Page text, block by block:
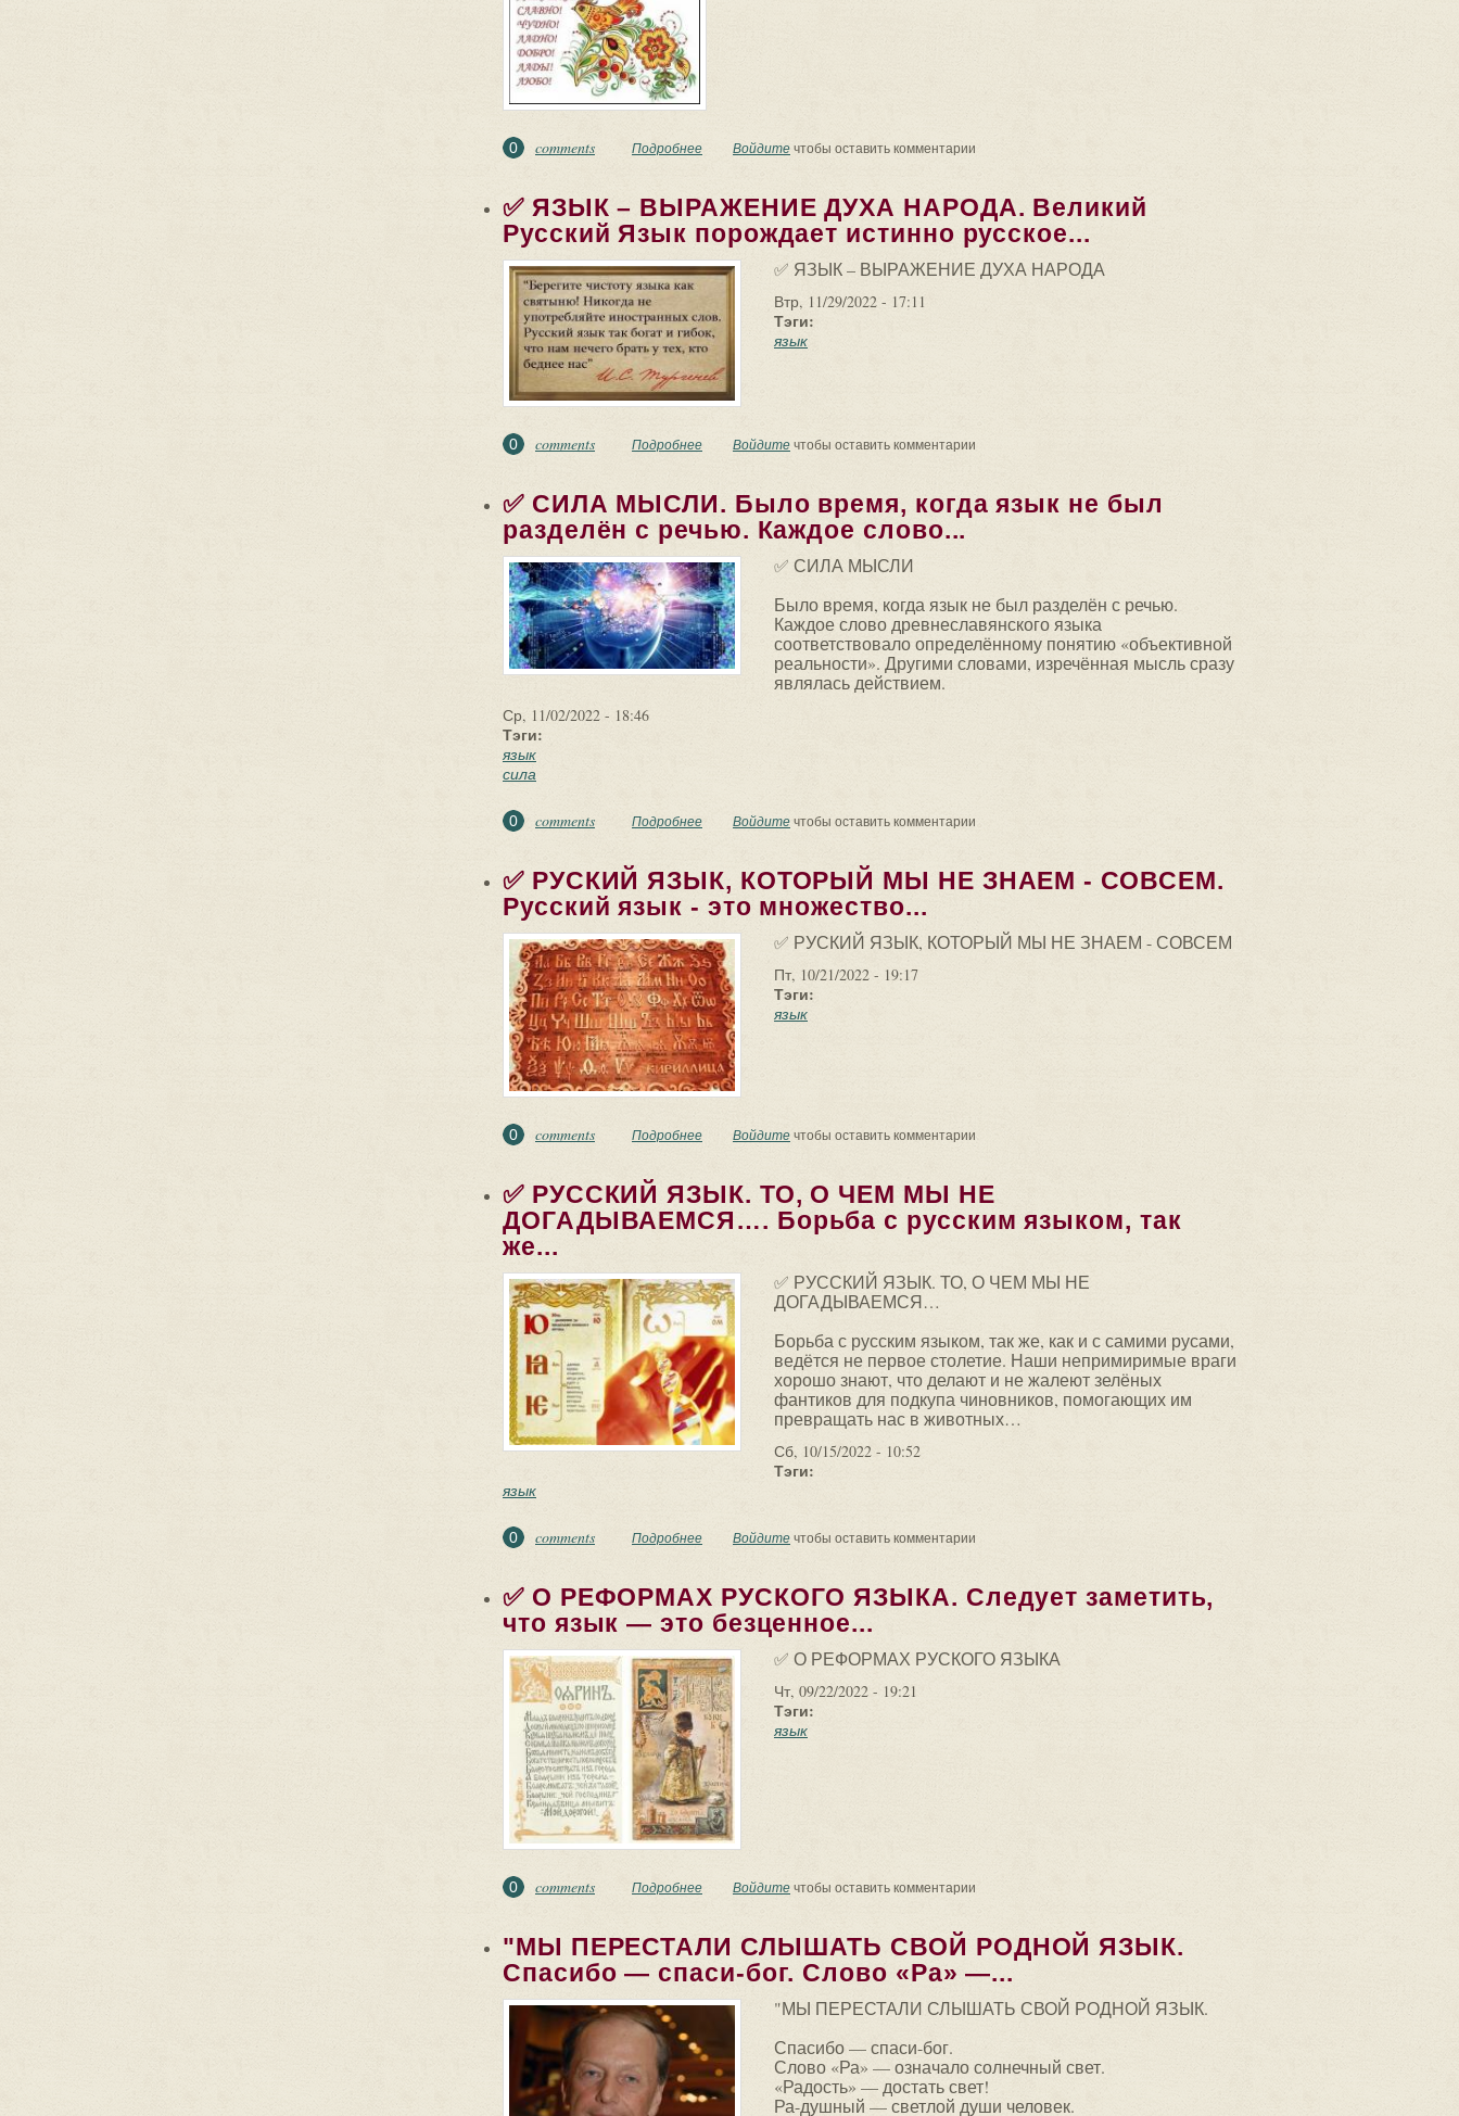
0 comments Подробнее о ✅ ЯЗЫК - СОЗНАНИЕ НАРОДА. Сейчас русский язык засоряется различными...
Войдитечтобы оставить комментарии
✅ ЯЗЫК – ВЫРАЖЕНИЕ ДУХА НАРОДА. Великий
Русский Язык порождает истинно русское...
✅ ЯЗЫК – ВЫРАЖЕНИЕ ДУХА НАРОДА
Втр, 11/29/2022 - 17:11
Тэги:
язык
0 comments Подробнее о ✅ ЯЗЫК – ВЫРАЖЕНИЕ ДУХА НАРОДА. Великий Русский Язык порождает истинно русское...
Войдитечтобы оставить комментарии
✅ СИЛА МЫСЛИ. Было время, когда язык не был
разделён с речью. Каждое слово...
✅ СИЛА МЫСЛИ
Было время, когда язык не был разделён с речью.
Каждое слово древнеславянского языка
соответствовало определённому понятию «объективной
реальности». Другими словами, изречённая мысль сразу
являлась действием.
Ср, 11/02/2022 - 18:46
Тэги:
язык
сила
0 comments Подробнее о ✅ СИЛА МЫСЛИ. Было время, когда язык не был разделён с речью. Каждое слово...
Войдитечтобы оставить комментарии
✅ РУСКИЙ ЯЗЫК, КОТОРЫЙ МЫ НЕ ЗНАЕМ - СОВСЕМ.
Русский язык - это множество...
✅ РУСКИЙ ЯЗЫК, КОТОРЫЙ МЫ НЕ ЗНАЕМ - СОВСЕМ
Пт, 10/21/2022 - 19:17
Тэги:
язык
0 comments Подробнее о ✅ РУСКИЙ ЯЗЫК, КОТОРЫЙ МЫ НЕ ЗНАЕМ - СОВСЕМ. Русский язык - это множество...
Войдитечтобы оставить комментарии
✅ РУССКИЙ ЯЗЫК. ТО, О ЧЕМ МЫ НЕ
ДОГАДЫВАЕМСЯ…. Борьба с русским языком, так
же...
✅ РУССКИЙ ЯЗЫК. ТО, О ЧЕМ МЫ НЕ
ДОГАДЫВАЕМСЯ…
Борьба с русским языком, так же, как и с самими русами,
ведётся не первое столетие. Наши непримиримые враги
хорошо знают, что делают и не жалеют зелёных
фантиков для подкупа чиновников, помогающих им
превращать нас в животных…
Сб, 10/15/2022 - 10:52
Тэги:
язык
0 comments Подробнее о ✅ РУССКИЙ ЯЗЫК. ТО, О ЧЕМ МЫ НЕ ДОГАДЫВАЕМСЯ…. Борьба с русским языком, так же...
Войдитечтобы оставить комментарии
✅ О РЕФОРМАХ РУСКОГО ЯЗЫКА. Следует заметить,
что язык — это безценное...
✅ О РЕФОРМАХ РУСКОГО ЯЗЫКА
Чт, 09/22/2022 - 19:21
Тэги:
язык
0 comments Подробнее о ✅ О РЕФОРМАХ РУСКОГО ЯЗЫКА. Следует заметить, что язык — это безценное...
Войдитечтобы оставить комментарии
"МЫ ПЕРЕСТАЛИ СЛЫШАТЬ СВОЙ РОДНОЙ ЯЗЫК.
Спасибо — спаси-бог. Слово «Ра» —...
"МЫ ПЕРЕСТАЛИ СЛЫШАТЬ СВОЙ РОДНОЙ ЯЗЫК.
Спасибо — спаси-бог.
Слово «Ра» — означало солнечный свет.
«Радость» — достать свет!
Ра-душный — светлой души человек.